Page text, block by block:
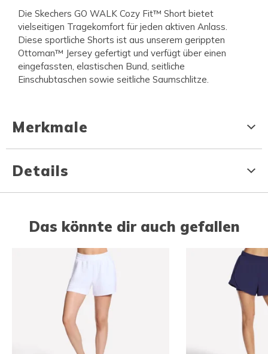
Die Skechers GO WALK Cozy Fit™ Short bietet
vielseitigen Tragekomfort für jeden aktiven Anlass.
Diese sportliche Shorts ist aus unserem gerippten
Ottoman™ Jersey gefertigt und verfügt über einen
eingefassten, elastischen Bund, seitliche
Einschubtaschen sowie seitliche Saumschlitze.
Merkmale
Details
Das könnte dir auch gefallen